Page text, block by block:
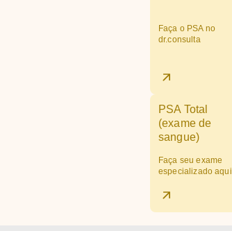
Faça o PSA no
dr.consulta
PSA Total
(exame de
sangue)
Faça seu exame
especializado aqui